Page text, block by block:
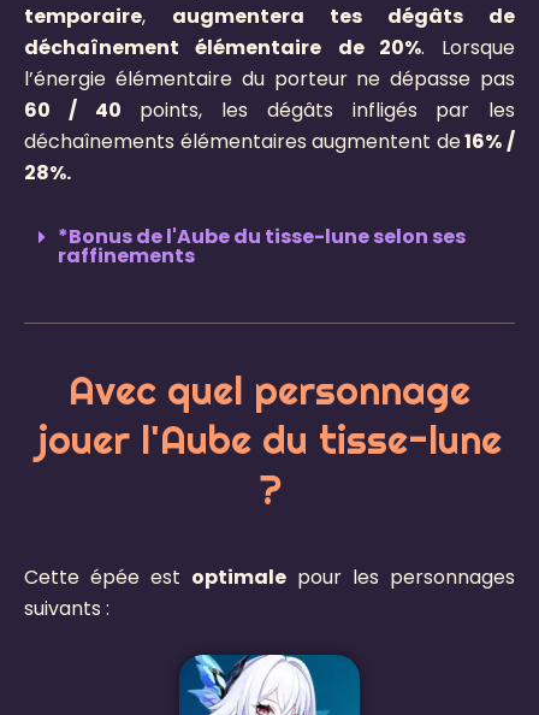
temporaire, augmentera tes dégâts de
déchaînement élémentaire
de 20%. Lorsque
l’énergie élémentaire du porteur ne dépasse pas
60 / 40 points, les dégâts infligés par les
déchaînements élémentaires augmentent de16% /
28%.
*Bonus de l'Aube du tisse-lune selon ses
raffinements
Avec quel personnage
jouer l'Aube du tisse-lune
?
Cette épée est optimale pour les personnages
suivants :